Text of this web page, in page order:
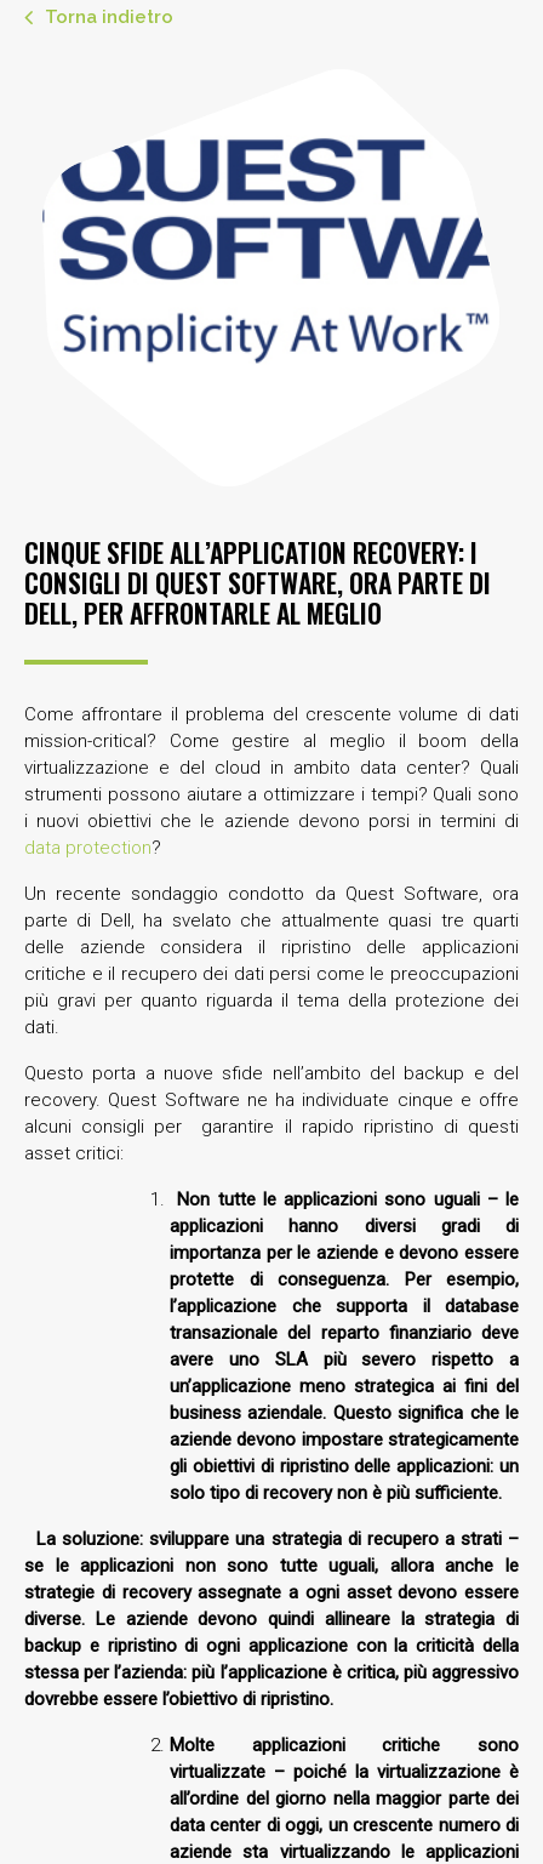
Torna indietro
CINQUE SFIDE ALL’APPLICATION RECOVERY: I
CONSIGLI DI QUEST SOFTWARE, ORA PARTE DI
DELL, PER AFFRONTARLE AL MEGLIO
Come affrontare il problema del crescente volume di dati
mission-critical? Come gestire al meglio il boom della
virtualizzazione e del cloud in ambito data center? Quali
strumenti possono aiutare a ottimizzare i tempi? Quali sono
i nuovi obiettivi che le aziende devono porsi in termini di
data protection?
Un recente sondaggio condotto da Quest Software, ora
parte di Dell, ha svelato che attualmente quasi tre quarti
delle aziende considera il ripristino delle applicazioni
critiche e il recupero dei dati persi come le preoccupazioni
più gravi per quanto riguarda il tema della protezione dei
dati.
Questo porta a nuove sfide nell’ambito del backup e del
recovery. Quest Software ne ha individuate cinque e offre
alcuni consigli per garantire il rapido ripristino di questi
asset critici:
Non tutte le applicazioni sono uguali– le
applicazioni hanno diversi gradi di
importanza per le aziende e devono essere
protette di conseguenza. Per esempio,
l’applicazione che supporta il database
transazionale del reparto finanziario deve
avere uno SLA più severo rispetto a
un’applicazione meno strategica ai fini del
business aziendale. Questo significa che le
aziende devono impostare strategicamente
gli obiettivi di ripristino delle applicazioni: un
solo tipo di recovery non è più sufficiente.
La soluzione: sviluppare una strategia di recupero a strati–
se le applicazioni non sono tutte uguali, allora anche le
strategie di recovery assegnate a ogni asset devono essere
diverse. Le aziende devono quindi allineare la strategia di
backup e ripristino di ogni applicazione con la criticità della
stessa per l’azienda: più l’applicazione è critica, più aggressivo
dovrebbe essere l’obiettivo di ripristino.
Molte applicazioni critiche sono
virtualizzate – poiché la virtualizzazione è
all’ordine del giorno nella maggior parte dei
data center di oggi, un crescente numero di
aziende sta virtualizzando le applicazioni